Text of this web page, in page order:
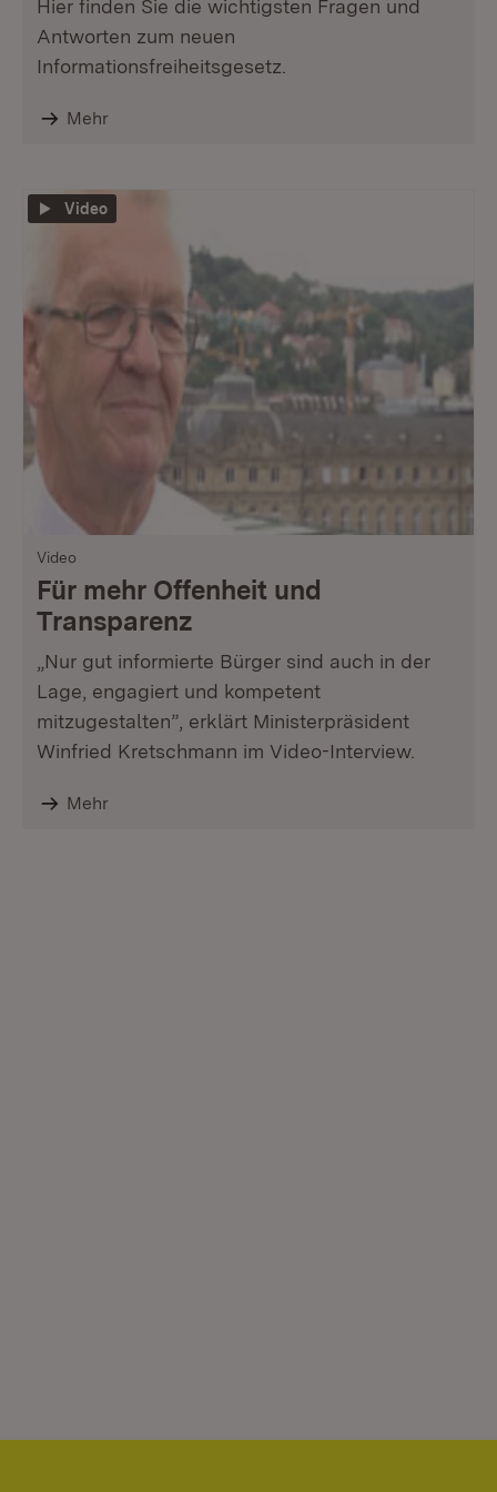
Hier finden Sie die wichtigsten Fragen und
Antworten zum neuen
Informationsfreiheitsgesetz.
Mehr
Video
Video
Für mehr Offenheit und
Transparenz
„Nur gut informierte Bürger sind auch in der
Lage, engagiert und kompetent
mitzugestalten”, erklärt Ministerpräsident
Winfried Kretschmann im Video-Interview.
Mehr